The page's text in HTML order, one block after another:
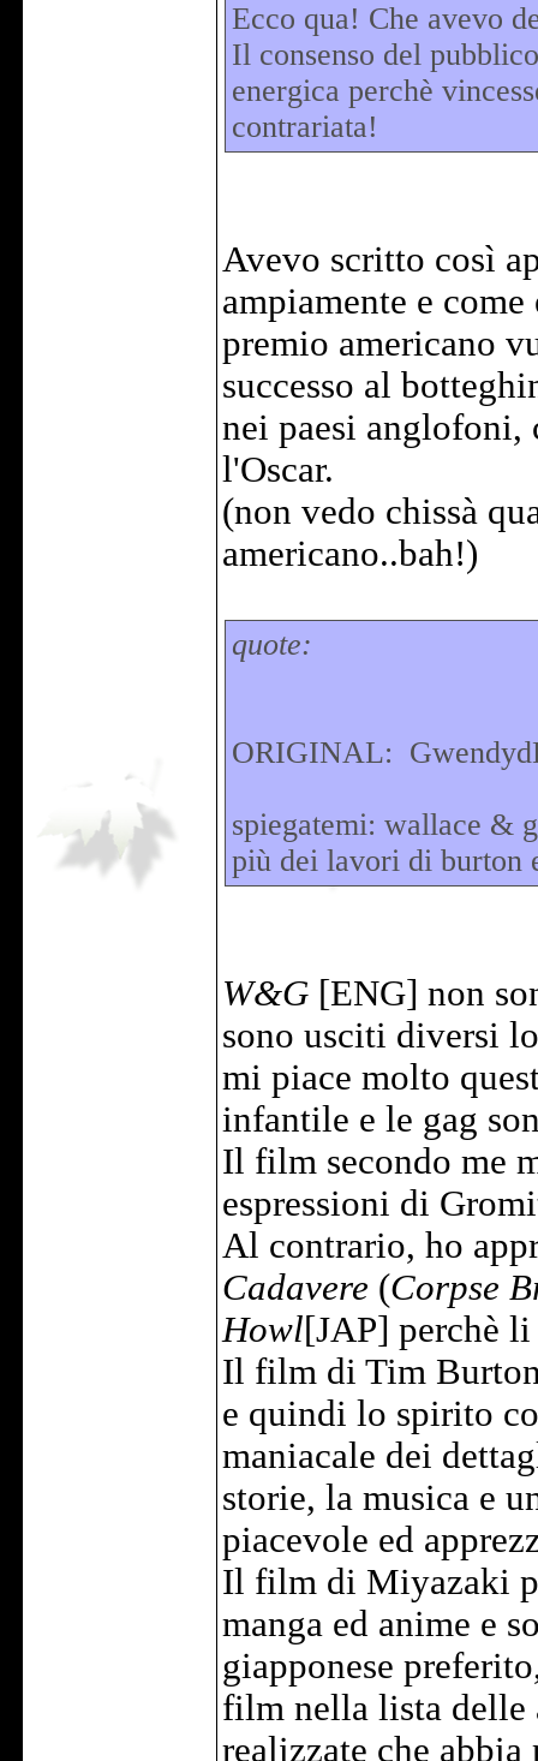
Ecco qua! Che avevo
Il consenso del
energica perchè
contrariata!
Avevo scritto così
ampiamente e
premio americano
successo al
nei paesi anglofoni,
l'Oscar.
(non vedo chissà
americano..bah!)
quote:
ORIGINAL:
spiegatemi: wallace &
più dei lavori di burton
W&G [ENG] non
sono usciti diversi
mi piace molto
infantile e le gag
Il film secondo me
espressioni di
Al contrario, ho
Cadavere (Corpse
Howl[JAP] perchè
Il film di Tim
e quindi lo spirito
maniacale dei
storie, la musica e
piacevole ed
Il film di Miyazaki
manga ed anime e
giapponese
film nella lista delle
realizzate che